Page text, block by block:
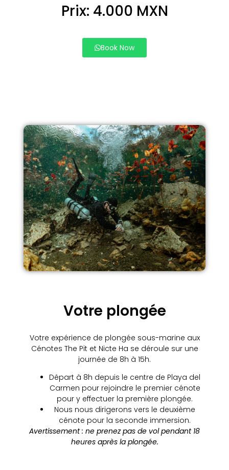
Prix: 4.000 MXN
Book Now
Votre plongée
Votre expérience de plongée sous-marine aux
Cénotes The Pit et Nicte Ha se déroule sur une
journée de 8h à 15h.
Départ à 8h depuis le centre de Playa del
Carmen pour rejoindre le premier cénote
pour y effectuer la première plongée.
Nous nous dirigerons vers le deuxième
cénote pour la seconde immersion.
Avertissement : ne prenez pas de vol pendant 18
heures après la plongée.